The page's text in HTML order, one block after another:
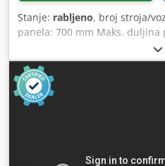
Stanje: rabljeno, broj stroja/
panela: 700 mm Maks. duljina
Nkmmepfx Aqtsf Broj jedinica:
upravljanja: da Bočne